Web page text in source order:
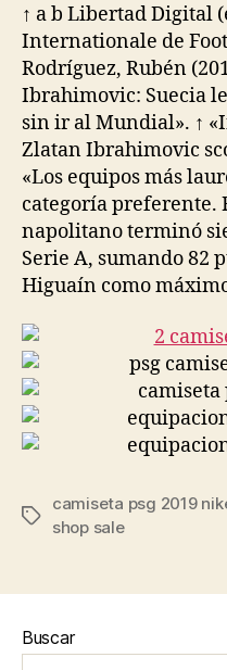
↑ a b Libertad Digital
Internationale de
Rodríguez, Rubén
Ibrahimovic: Suecia
sin ir al Mundial». ↑
Zlatan Ibrahimovic
«Los equipos más
categoría
napolitano terminó
Serie A, sumando 82
Higuaín como
Etiquetas
camiseta psg 2019
shop sale
Buscar